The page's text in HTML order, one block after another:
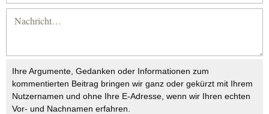
Ihre Argumente, Gedanken oder Informationen zum
kommentierten Beitrag bringen wir ganz oder gekürzt mit Ihrem
Nutzernamen und ohne Ihre E-Adresse, wenn wir Ihren echten
Vor- und Nachnamen erfahren.